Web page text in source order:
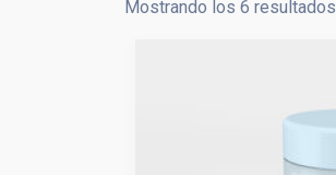
Mostrando los 6 resultados